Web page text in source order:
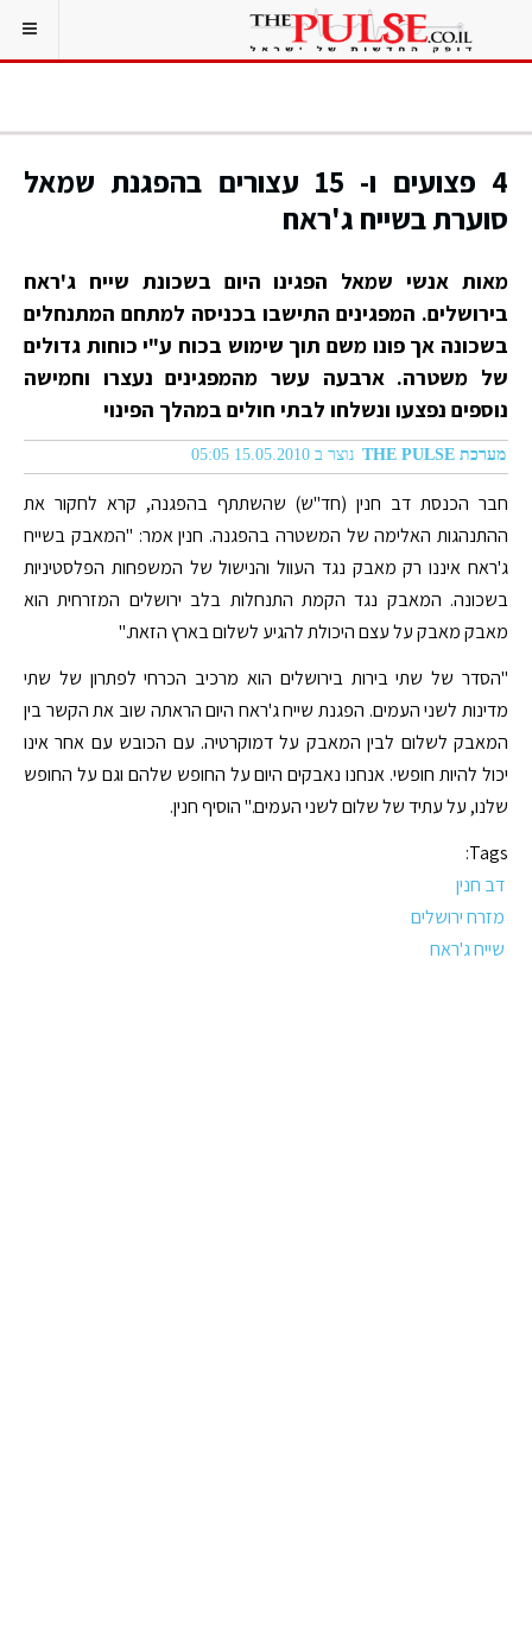
4 פצועים ו- 15 עצורים בהפגנת שמאל
סוערת בשייח ג'ראח
מאות אנשי שמאל הפגינו היום בשכונת שייח ג'ראח
בירושלים. המפגינים התישבו בכניסה למתחם המתנחלים
בשכונה אך פונו משם תוך שימוש בכוח ע"י כוחות גדולים
של משטרה. ארבעה עשר מהמפגינים נעצרו וחמישה
נוספים נפצעו ונשלחו לבתי חולים במהלך הפינוי
מערכת THE PULSE נוצר ב 15.05.2010 05:05
חבר הכנסת דב חנין (חד"ש) שהשתתף בהפגנה, קרא לחקור את
ההתנהגות האלימה של המשטרה בהפגנה. חנין אמר: "המאבק בשייח
ג'ראח איננו רק מאבק נגד העוול והנישול של המשפחות הפלסטיניות
בשכונה. המאבק נגד הקמת התנחלות בלב ירושלים המזרחית הוא
מאבק מאבק על עצם היכולת להגיע לשלום בארץ הזאת."
"הסדר של שתי בירות בירושלים הוא מרכיב הכרחי לפתרון של שתי
מדינות לשני העמים. הפגנת שייח ג'ראח היום הראתה שוב את הקשר בין
המאבק לשלום לבין המאבק על דמוקרטיה. עם הכובש עם אחר אינו
יכול להיות חופשי. אנחנו נאבקים היום על החופש שלהם וגם על החופש
שלנו, על עתיד של שלום לשני העמים." הוסיף חנין.
Tags:
דב חנין
מזרח ירושלים
שייח ג'ראח